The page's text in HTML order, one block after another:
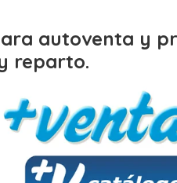
autoventa y
reparto.